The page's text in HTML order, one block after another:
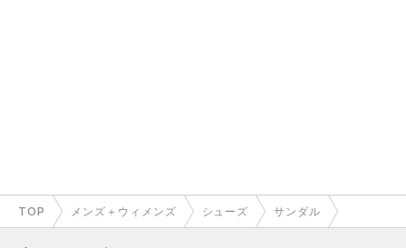
TOP メンズ＋ウィメンズ シューズ サンダル